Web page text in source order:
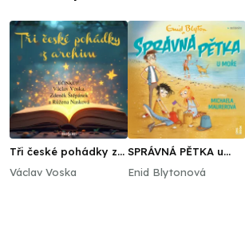
Tři české pohádky z
Václav Voska
SPRÁVNÁ PĚTKA u
Enid Blytonová